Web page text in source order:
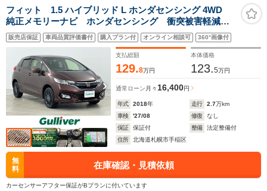
フィット 1.5 ハイブリッド L ホンダセンシング 4WD
純正メモリーナビ ホンダセンシング 衝突被害軽減ブ
レーキ 横滑り防止装置 レーダークルーズコントロー
ル レーンキープアシスト バックカメラ ビルトイン
ETC アイドリングストップ ワイパーデアイサー
販売店保証 車両品質評価書付 購入プラン付 オンライン相談可 360°画像付
支払総額
129.8万円
本体価格
123.5万円
通常ローン 月々16,400円
年式 2018年 走行 2.7万km
車検
'27/08 修復
なし
保証
保証付 整備
法定整備付
住所
北海道札幌市手稲区
無
料
在庫確認・見積依頼
カーセンサーアフター保証がBプランに付いています